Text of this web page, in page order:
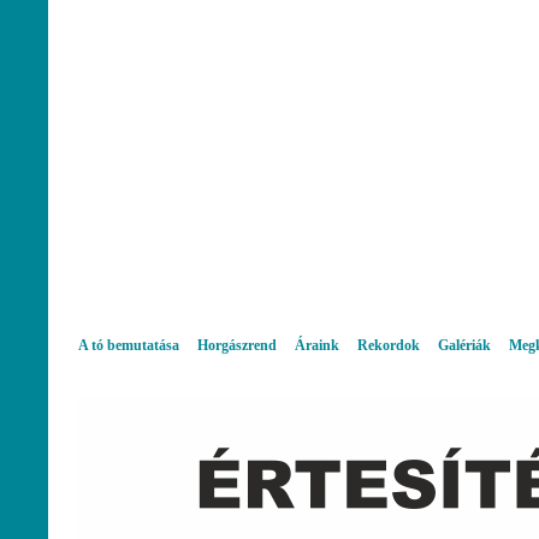
A tó bemutatása Horgászrend Áraink Rekordok Galériák